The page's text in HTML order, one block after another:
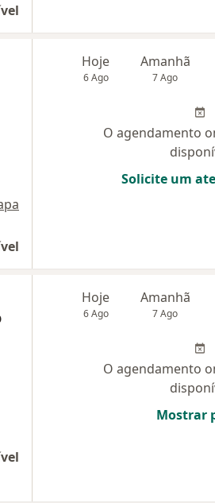
Hoje
6 Ago
Amanhã
7 Ago
O agendamento
Solicite um
Hoje
6 Ago
Amanhã
7 Ago
O agendamento
Mostrar